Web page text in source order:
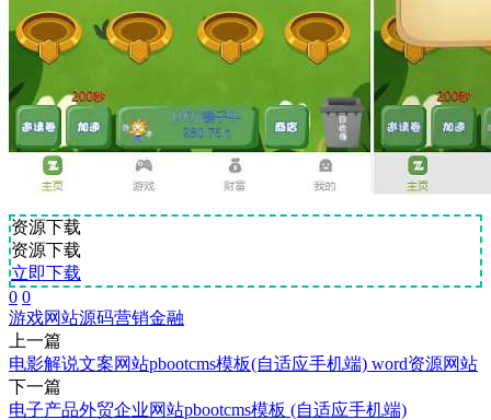
资源下载
资源下载
立即下载
0 0
游戏网站源码营销金融
上一篇
电影解说文案网站pbootcms模板(自适应手机端) word资源网站
下一篇
电子产品外贸企业网站pbootcms模板 (自适应手机端)